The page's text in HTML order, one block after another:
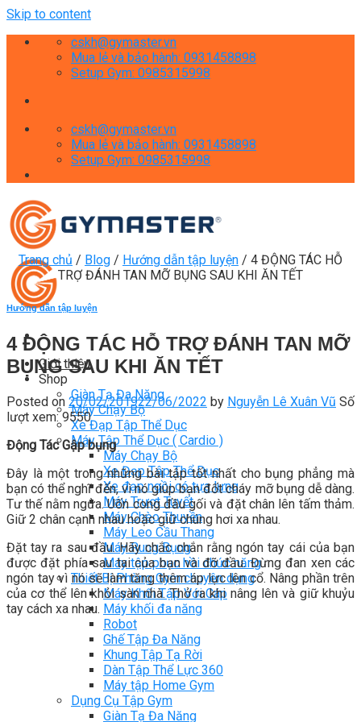
Skip to content
cskh@gymaster.vn
Mua lẻ và bảo hành: 0931458898
Setup Gym: 0985315998
cskh@gymaster.vn
Mua lẻ và bảo hành: 0931458898
Setup Gym: 0985315998
Giới thiệu
Shop
Giàn Tạ Đa Năng
Máy Chạy Bộ
Xe Đạp Tập Thể Dục
Máy Tập Thể Dục ( Cardio )
Máy Chạy Bộ
Xe Đạp Tập Thể Dục
Xe đạp ngồi có tựa lưng
Máy Trượt Tuyết
Máy Chèo Thuyền
Máy Leo Cầu Thang
Máy Rung Bụng
Máy tập phục hồi chức năng
Thiết Bị Phòng Gym chuyên dụng
Máy Khối Tập Với Cáp
Máy khối đa năng
Robot
Ghế Tập Đa Năng
Khung Tập Tạ Rời
Dàn Tập Thể Lực 360
Máy tập Home Gym
Dụng Cụ Tập Gym
Giàn Tạ Đa Năng
Trang chủ / Blog / Hướng dẫn tập luyện / 4 ĐỘNG TÁC HỖ
TRỢ ĐÁNH TAN MỠ BỤNG SAU KHI ĂN TẾT
Hướng dẫn tập luyện
4 ĐỘNG TÁC HỖ TRỢ ĐÁNH TAN MỠ
BỤNG SAU KHI ĂN TẾT
Posted on 20/02/201922/06/2022 by Nguyễn Lê Xuân Vũ Số
lượt xem: 9550
Động Tác Gập bụng
Đây là một trong những bài tập tốt nhất cho bụng phẳng mà
bạn có thể nghĩ đến, vì nó giúp bạn đốt cháy mỡ bụng dễ dàng.
Tư thế nằm ngửa. Uốn cong đầu gối và đặt chân lên tấm thảm.
Giữ 2 chân cạnh nhau hoặc giữ chúng hơi xa nhau.
Đặt tay ra sau đầu. Hãy chắc chắn rằng ngón tay cái của bạn
được đặt phía sau tai của bạn và đỡ đầu. Đừng đan xen các
ngón tay vì nó sẽ làm tăng thêm áp lực lên cổ. Nâng phần trên
của cơ thể lên khỏi sàn nhà. Thở ra khi nâng lên và giữ khuỷu
tay cách xa nhau.